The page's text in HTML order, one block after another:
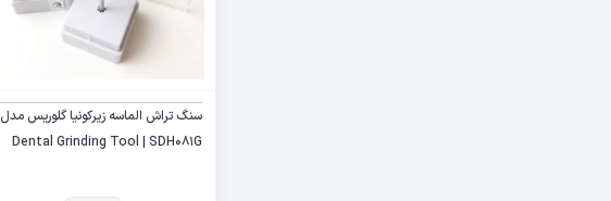
سنگ تراش الماسه زیرکونیا گلوریس مدل
Dental Grinding Tool | SDH081G